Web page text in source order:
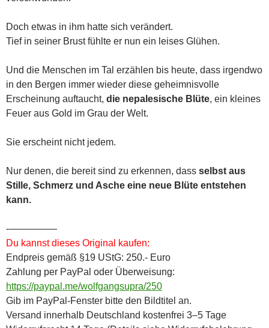
Doch etwas in ihm hatte sich verändert.
Tief in seiner Brust fühlte er nun ein leises Glühen.
Und die Menschen im Tal erzählen bis heute, dass irgendwo
in den Bergen immer wieder diese geheimnisvolle
Erscheinung auftaucht, die nepalesische Blüte, ein kleines
Feuer aus Gold im Grau der Welt.
Sie erscheint nicht jedem.
Nur denen, die bereit sind zu erkennen, dass selbst aus
Stille, Schmerz und Asche eine neue Blüte entstehen
kann.
-—————
Du kannst dieses Original kaufen:
Endpreis gemäß §19 UStG: 250.- Euro
Zahlung per PayPal oder Überweisung:
https://paypal.me/wolfgangsupra/250
Gib im PayPal-Fenster bitte den Bildtitel an.
Versand innerhalb Deutschland kostenfrei 3–5 Tage